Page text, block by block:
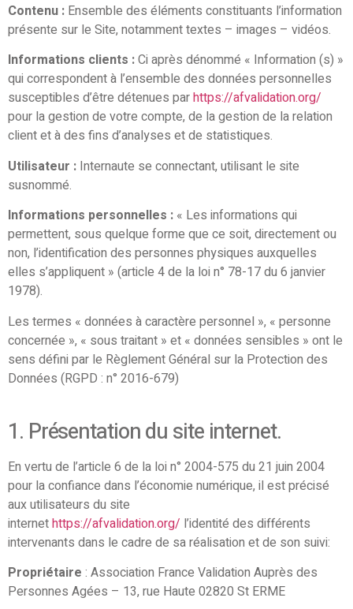
Contenu : Ensemble des éléments constituants l’information
présente sur le Site, notamment textes – images – vidéos.
Informations clients :Ci après dénommé « Information (s) »
qui correspondent à l’ensemble des données personnelles
susceptibles d’être détenues parhttps://afvalidation.org/
pour la gestion de votre compte, de la gestion de la relation
client et à des fins d’analyses et de statistiques.
Utilisateur : Internaute se connectant, utilisant le site
susnommé.
Informations personnelles : « Les informations qui
permettent, sous quelque forme que ce soit, directement ou
non, l’identification des personnes physiques auxquelles
elles s’appliquent » (article 4 de la loi n° 78-17 du 6 janvier
1978).
Les termes « données à caractère personnel », « personne
concernée », « sous traitant » et « données sensibles » ont le
sens défini par le Règlement Général sur la Protection des
Données (RGPD : n° 2016-679)
1. Présentation du site internet.
En vertu de l’article 6 de la loi n° 2004-575 du 21 juin 2004
pour la confiance dans l’économie numérique, il est précisé
aux utilisateurs du site
internethttps://afvalidation.org/ l’identité des différents
intervenants dans le cadre de sa réalisation et de son suivi:
Propriétaire : Association France Validation Auprès des
Personnes Agées – 13, rue Haute 02820 St ERME